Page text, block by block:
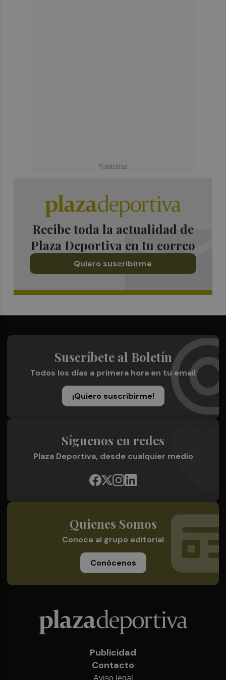
Recibe toda la actualidad de
Plaza Deportiva en tu correo
Quiero suscribirme
Suscríbete al Boletín
Todos los días a primera hora en tu email
¡Quiero suscribirme!
Síguenos en redes
Plaza Deportiva, desde cualquier medio
Quienes Somos
Conoce al grupo editorial
Conócenos
Publicidad
Contacto
Aviso legal